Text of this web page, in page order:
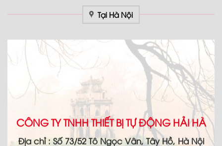
Tại Hà Nội
CÔNG TY TNHH THIẾT BỊ TỰ ĐỘNG HẢI HÀ
Địa chỉ :Số 73/52 Tô Ngọc Vân, Tây Hồ, Hà Nội